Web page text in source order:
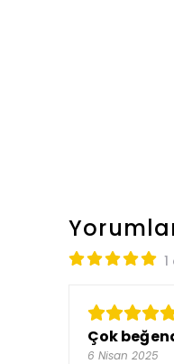
Çok
6 Nisan 2025